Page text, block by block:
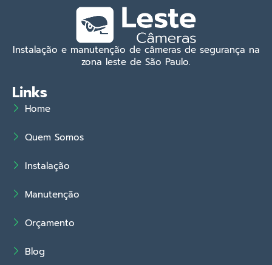
Instalação e manutenção de câmeras de segurança na
zona leste de São Paulo.
Links
Home
Quem Somos
Instalação
Manutenção
Orçamento
Blog